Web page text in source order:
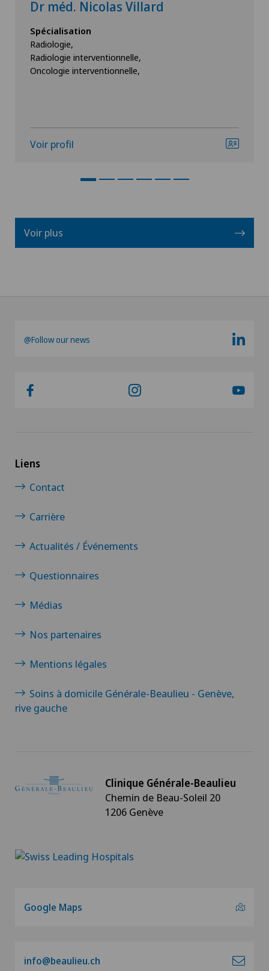
Dr méd. Nicolas Villard
Spécialisation
Radiologie,
Radiologie interventionnelle,
Oncologie interventionnelle,
Voir profil
Voir plus
@Follow our news
Liens
Contact
Carrière
Actualités / Événements
Questionnaires
Médias
Nos partenaires
Mentions légales
Soins à domicile Générale-Beaulieu - Genève,
rive gauche
Clinique Générale-Beaulieu
Chemin de Beau-Soleil 20
1206 Genève
Google Maps
info@beaulieu.ch